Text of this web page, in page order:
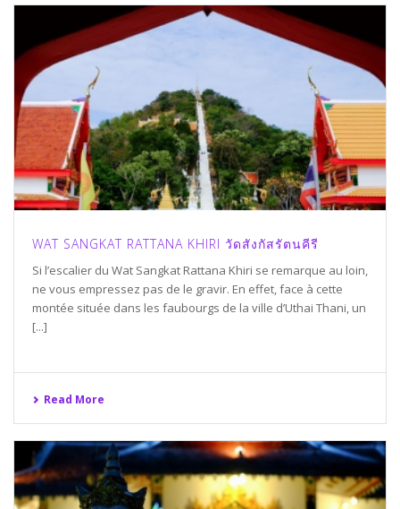
WAT SANGKAT RATTANA KHIRI วัดสังกัสรัตนคีรี
Si l’escalier du Wat Sangkat Rattana Khiri se remarque au loin,
ne vous empressez pas de le gravir. En effet, face à cette
montée située dans les faubourgs de la ville d’Uthai Thani, un
[...]
Read More